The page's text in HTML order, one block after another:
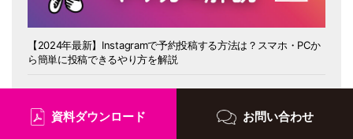
【2024年最新】Instagramで予約投稿する方法は？スマホ・PCか
ら簡単に投稿できるやり方を解説
資料ダウンロード お問い合わせ